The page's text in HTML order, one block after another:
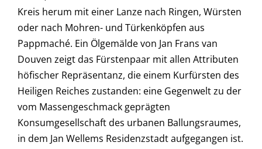
Kreis herum mit einer Lanze nach Ringen, Würsten
oder nach Mohren- und Türkenköpfen aus
Pappmaché. Ein Ölgemälde von Jan Frans van
Douven zeigt das Fürstenpaar mit allen Attributen
höfischer Repräsentanz, die einem Kurfürsten des
Heiligen Reiches zustanden: eine Gegenwelt zu der
vom Massengeschmack geprägten
Konsumgesellschaft des urbanen Ballungsraumes,
in dem Jan Wellems Residenzstadt aufgegangen ist.